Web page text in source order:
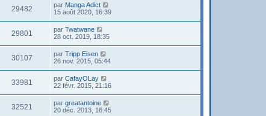
29482 par Manga Adict
15 août 2020, 16:39
29801 par Twatwane
28 oct. 2019, 18:35
30107 par Tripp Eisen
26 nov. 2015, 05:44
33981 par CafayOLay
22 févr. 2015, 21:16
32521 par greatantoine
20 déc. 2013, 16:45